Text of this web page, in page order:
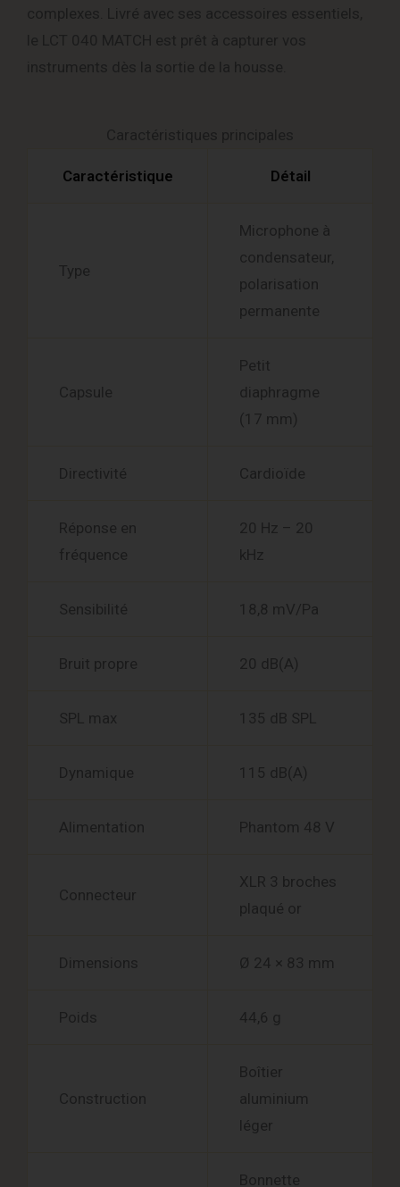
Caractéristique Détail
Type
Microphone à
condensateur,
polarisation
permanente
Capsule
Petit
diaphragme
(17 mm)
Directivité Cardioïde
Réponse en
fréquence
20 Hz – 20
kHz
Sensibilité 18,8 mV/Pa
Bruit propre 20 dB(A)
SPL max 135 dB SPL
Dynamique 115 dB(A)
Alimentation Phantom 48 V
Connecteur
XLR 3 broches
plaqué or
Dimensions Ø 24 × 83 mm
Poids 44,6 g
Construction
Boîtier
aluminium
léger
Bonnette